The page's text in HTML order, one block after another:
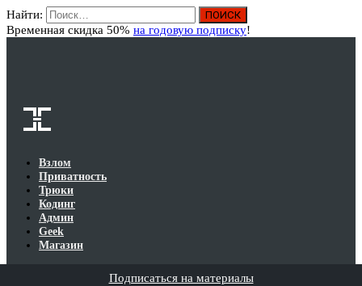
Найти:
Временная скидка 50% на годовую подписку!
Взлом
Приватность
Трюки
Кодинг
Админ
Geek
Магазин
Подписаться на материалы